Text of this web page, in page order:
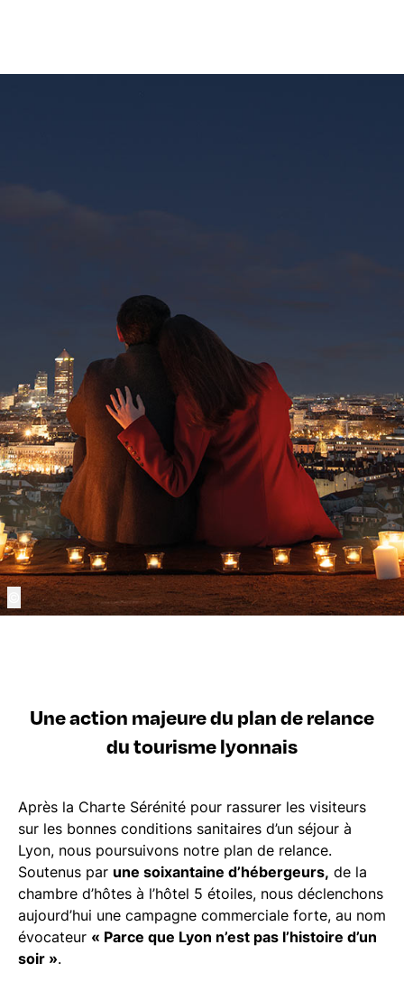
Une action majeure du plan de relance
du tourisme lyonnais
Après la Charte Sérénité pour rassurer les visiteurs
sur les bonnes conditions sanitaires d’un séjour à
Lyon, nous poursuivons notre plan de relance.
Soutenus par une soixantaine d’hébergeurs, de la
chambre d’hôtes à l’hôtel 5 étoiles, nous déclenchons
aujourd’hui une campagne commerciale forte, au nom
évocateur « Parce que Lyon n’est pas l’histoire d’un
soir ».